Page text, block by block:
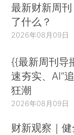
最新财新周
了什么？
2026年08月09日
{{最新周刊导
速夯实、AI“
狂潮
2026年08月09日
财新观察｜